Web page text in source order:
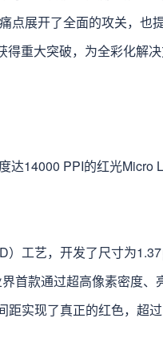
点展开了全面的攻关，也
重大突破，为全彩化解决
达14000 PPI的红光Micro
工艺，开发了尺寸为
首款通过超高像素密度
实现了真正的红色，超